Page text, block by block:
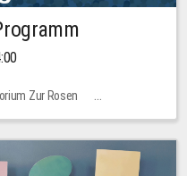
Zur Rosen